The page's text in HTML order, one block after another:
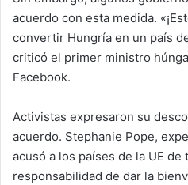
acuerdo con esta medida.
convertir Hungría en un país
criticó el primer ministro
Facebook.
Activistas expresaron su
acuerdo. Stephanie Pope,
acusó a los países de la UE de
responsabilidad de dar la